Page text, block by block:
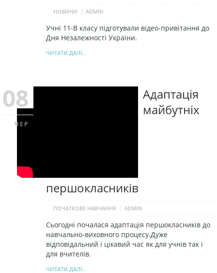
НОВИНИ ADMIN
Учні 11-В класу підготували відео-привітання до
Дня Незалежності України.
ЧИТАТИ ДАЛІ...
08
ЧЕР
Адаптація
майбутніх
першокласників
ПОЧАТКОВЕ НАВЧАННЯ ADMIN
Сьогодні почалася адаптація першокласників до
навчально-виховного процесу.Дуже
відповідальний і цікавий час як для учнів так і
для вчителів.
ЧИТАТИ ДАЛІ...